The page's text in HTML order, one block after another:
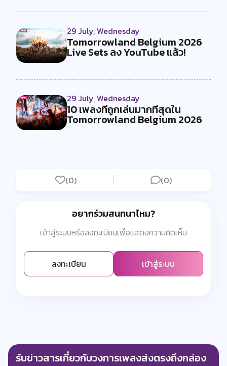
29 July, Wednesday
Tomorrowland Belgium 2026
Live Sets ลง YouTube แล้ว!
29 July, Wednesday
10 เพลงที่ถูกเล่นมากที่สุดใน
Tomorrowland Belgium 2026
(0) (0)
อยากร่วมสนทนาไหม?
เข้าสู่ระบบหรือลงทะเบียนเพื่อแสดงความคิดเห็น
ลงทะเบียน เข้าสู่ระบบ
รับข่าวสารเกี่ยวกับวงการเพลงส่งตรงถึงกล่อง